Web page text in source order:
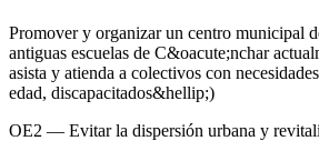
Promover y organizar un centro municipal
antiguas escuelas de C&oacute;nchar
asista y atienda a colectivos con
edad, discapacitados&hellip;)
OE2 — Evitar la dispersión urbana y